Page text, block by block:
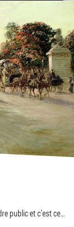
public et c’est ce